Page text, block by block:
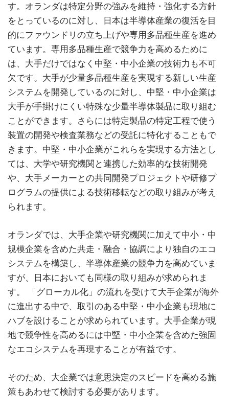
す。オランダは特定分野の強みを維持・強化する方針
をとっているのに対し、日本は半導体産業の復活を目
的にファウンドリの立ち上げや専用多品種生産を進め
ています。専用多品種生産で競争力を高めるために
は、大手だけではなく中堅・中小企業の技術力も不可
欠です。大手が少量多品種生産を実現する新しい生産
システムを開発しているのに対し、中堅・中小企業は
大手が手掛けにくい特殊な少量半導体製品に取り組む
ことができます。さらには特定製品の特定工程で使う
装置の開発や検査業務などの受託に特化することもで
きます。中堅・中小企業がこれらを実現する方法とし
ては、大学や研究機関と連携した効率的な技術開発
や、大手メーカーとの共同開発プロジェクトや研修プ
ログラムの提供による技術移転などの取り組みが考え
られます。
オランダでは、大手企業や研究機関に加えて中小・中
規模企業を含めた共走・融合・協調により独自のエコ
システムを構築し、半導体産業の競争力を高めていま
すが、日本においても同様の取り組みが求められま
す。 「グローカル化」の流れを受けて大手企業が海外
に進出する中で、取引のある中堅・中小企業も現地に
ハブを設けることが求められています。大手企業が現
地で競争性を高めるには中堅・中小企業を含めた強固
なエコシステムを再現することが有益です。
そのため、大企業では意思決定のスピードを高める施
策もあわせて検討する必要があります。